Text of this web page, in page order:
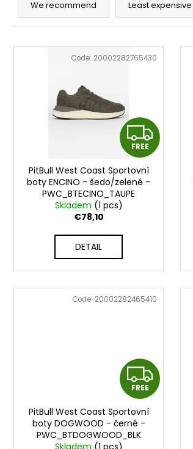
o
We recommend Least expensive
L
F
R
FREE
PitBull West Coast Sportovní
boty ENCINO - šedo/zelené -
PWC_BTECINO_TAUPE
Skladem (1 pcs)
€78,10
DETAIL
Code: 20002282765430
F
R
FREE
PitBull West Coast Sportovní
boty DOGWOOD - černé -
PWC_BTDOGWOOD_BLK
Code: 20002282465410
PÁSEK DAX BUDO - FIALOVÝ -
€10,30